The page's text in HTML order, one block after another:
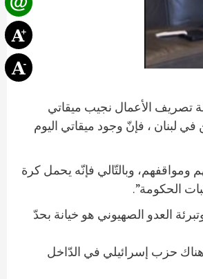
تصريف الأعمال نجيب ميقاتي
لبنان ، فإنّ وجود ميقاتي اليوم
وبالتّالي فإنّه يحمل كرة
الحكومة”.
العدو الصهيوني هو خيانة بحدّ
هناك حزب إسرائيلي في الدّاخل